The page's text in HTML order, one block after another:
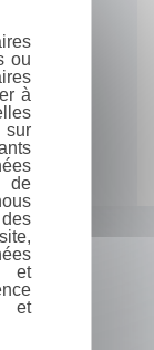
ou
à
de
et
et